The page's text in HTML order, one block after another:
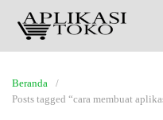
Beranda
Posts tagged “cara membuat